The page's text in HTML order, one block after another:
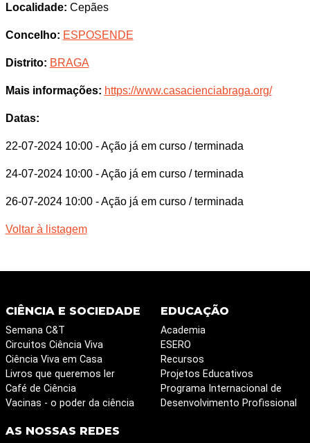
Localidade: Cepães
Concelho: ESPOSENDE
Distrito: BRAGA
Mais informações: https://www.casacienciabraga.org/
Datas:
22-07-2024 10:00 - Ação já em curso / terminada
24-07-2024 10:00 - Ação já em curso / terminada
26-07-2024 10:00 - Ação já em curso / terminada
Voltar à listagem
CIÊNCIA E SOCIEDADE
Semana C&T
Circuitos Ciência Viva
Ciência Viva em Casa
Livros que queremos ler
Café de Ciência
Vacinas - o poder da ciência
EDUCAÇÃO
Academia
ESERO
Recursos
Projetos Educativos
Programa Internacional de
Desenvolvimento Profissional
AS NOSSAS REDES